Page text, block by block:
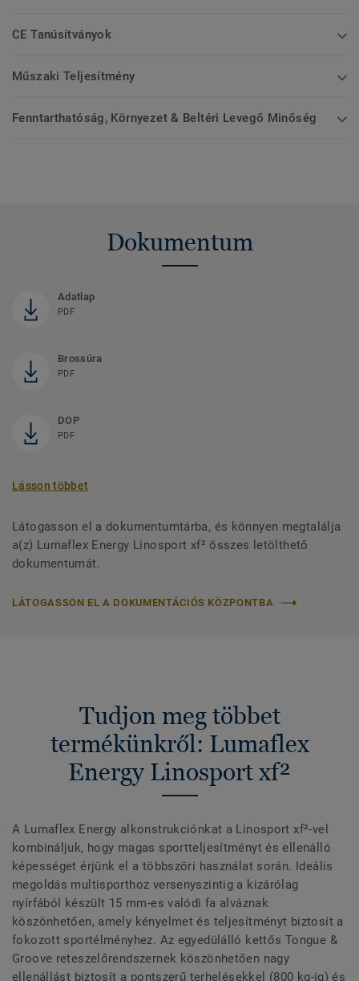
CE Tanúsítványok
Műszaki Teljesítmény
Fenntarthatóság, Környezet & Beltéri Levegő Minőség
Dokumentum
Adatlap
PDF
Brossúra
PDF
DOP
PDF
Lásson többet
Látogasson el a dokumentumtárba, és könnyen megtalálja
a(z) Lumaflex Energy Linosport xf² összes letölthető
dokumentumát.
LÁTOGASSON EL A DOKUMENTÁCIÓS KÖZPONTBA
Tudjon meg többet
termékünkről: Lumaflex
Energy Linosport xf²
A Lumaflex Energy alkonstrukciónkat a Linosport xf²-vel
kombináljuk, hogy magas sportteljesítményt és ellenálló
képességet érjünk el a többszöri használat során. Ideális
megoldás multisporthoz versenyszintig a kizárólag
nyírfából készült 15 mm-es valódi fa alváznak
köszönhetően, amely kényelmet és teljesítményt biztosít a
fokozott sportélményhez. Az egyedülálló kettős Tongue &
Groove reteszelőrendszernek köszönhetően nagy
ellenállást biztosít a pontszerű terhelésekkel (800 kg-ig) és